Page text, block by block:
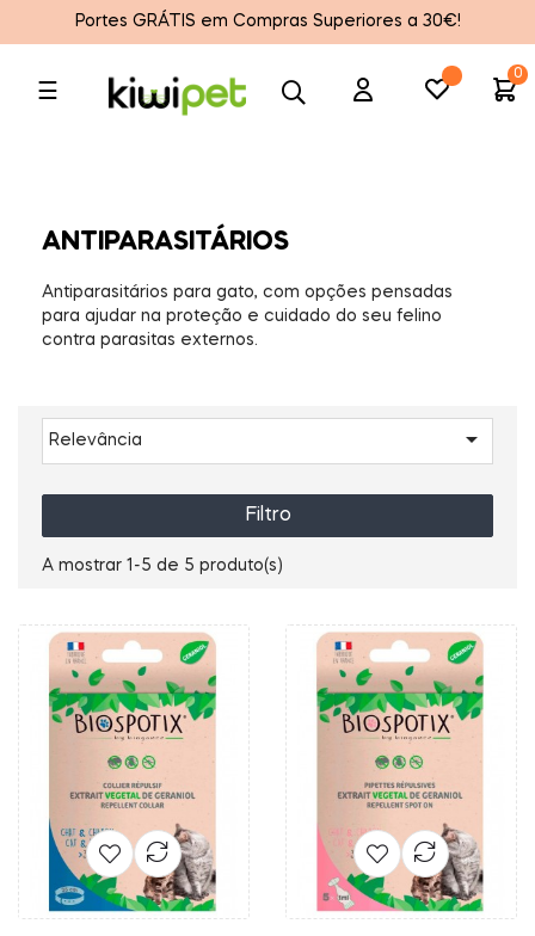
Portes GRÁTIS em Compras Superiores a 30€!
Toggle
navigation
☰
0
ANTIPARASITÁRIOS
Antiparasitários para gato, com opções pensadas
para ajudar na proteção e cuidado do seu felino
contra parasitas externos.
Relevância 
Filtro
A mostrar 1-5 de 5 produto(s)